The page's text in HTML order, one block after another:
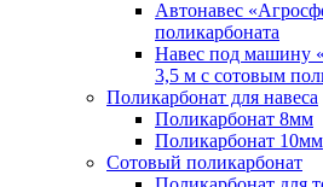
Автонавес
поликарбоната
Навес под машину
3,5 м с сотовым
Поликарбонат для навеса
Поликарбонат 8мм
Поликарбонат 10мм
Сотовый поликарбонат